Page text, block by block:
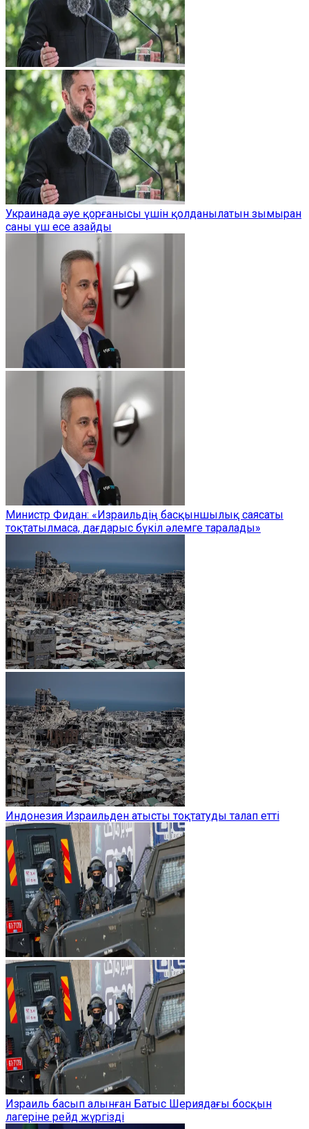
Украинада әуе қорғанысы үшін қолданылатын зымыран
саны үш есе азайды
Министр Фидан: «Израильдің басқыншылық саясаты
тоқтатылмаса, дағдарыс бүкіл әлемге таралады»
Индонезия Израильден атысты тоқтатуды талап етті
Израиль басып алынған Батыс Шериядағы босқын
лагеріне рейд жүргізді